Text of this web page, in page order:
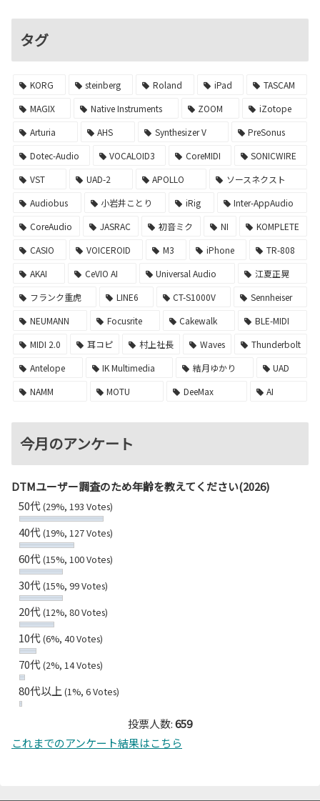
タグ
KORG steinberg Roland iPad
TASCAM
MAGIX
Native Instruments ZOOM
iZotope
Arturia
AHS Synthesizer V
PreSonus
Dotec-Audio
VOCALOID3 CoreMIDI
SONICWIRE
VST
UAD-2 APOLLO
ソースネクスト
Audiobus
小岩井ことり iRig
Inter-AppAudio
CoreAudio
JASRAC 初音ミク NI
KOMPLETE
CASIO
VOICEROID M3 iPhone
TR-808
AKAI
CeVIO AI Universal Audio
江夏正晃
フランク重虎
LINE6 CT-S1000V
Sennheiser
NEUMANN
Focusrite Cakewalk
BLE-MIDI
MIDI 2.0
耳コピ 村上社長 Waves
Thunderbolt
Antelope
IK Multimedia 結月ゆかり
UAD
NAMM
MOTU DeeMax AI
今月のアンケート
DTMユーザー調査のため年齢を教えてください(2026)
50代(29%, 193 Votes)
40代(19%, 127 Votes)
60代(15%, 100 Votes)
30代(15%, 99 Votes)
20代(12%, 80 Votes)
10代(6%, 40 Votes)
70代(2%, 14 Votes)
80代以上 (1%, 6 Votes)
投票人数:659
これまでのアンケート結果はこちら